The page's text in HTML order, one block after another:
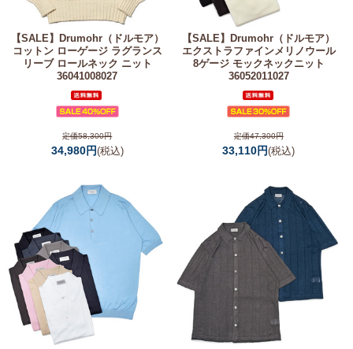
【SALE】
Drumohr（ドルモア）
コットン ローゲージ ラグランス
リーブ ロールネック ニット
36041008027
定価58,300円
34,980円(税込)
【SALE】
Drumohr（ドルモア）
エクストラファインメリノウール
8ゲージ モックネックニット
36052011027
定価47,300円
33,110円(税込)